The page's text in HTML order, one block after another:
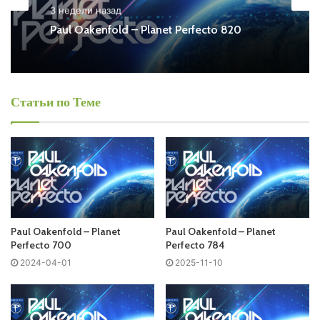
Ближайший эфир:
Запись выпусков
Слушай и добавляй плейлист VK:
Tracklist:
No playlist
3 недели назад
Paul Oakenfold – Planet Perfecto 820
Статьи по Теме
Paul Oakenfold – Planet
Perfecto 700
2024-04-01
Paul Oakenfold – Planet
Perfecto 784
2025-11-10